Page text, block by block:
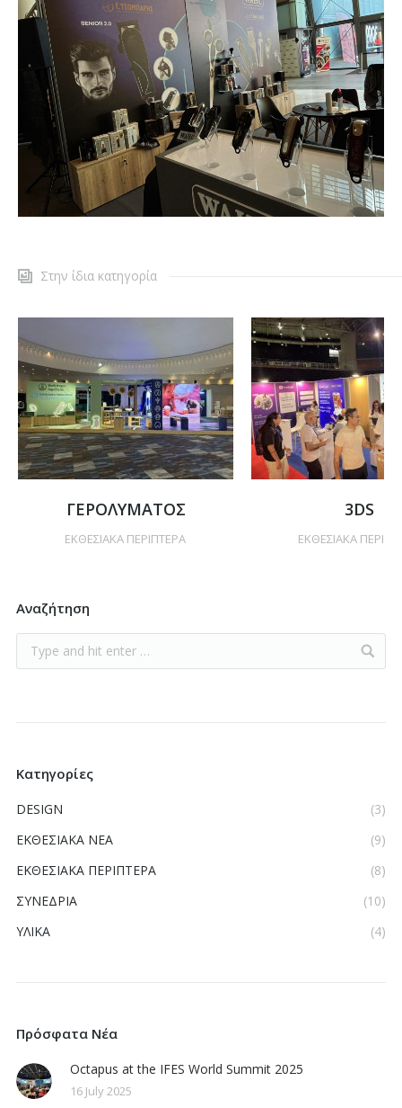
Στην ίδια κατηγορία
ΓΕΡΟΛΥΜΑΤΟΣ
ΕΚΘΕΣΙΑΚΑ ΠΕΡΙΠΤΕΡΑ
3DS
ΕΚΘΕΣΙΑΚΑ
Αναζήτηση
Κατηγορίες
DESIGN
(3)
ΕΚΘΕΣΙΑΚΑ ΝΕΑ
(9)
ΕΚΘΕΣΙΑΚΑ ΠΕΡΙΠΤΕΡΑ
(8)
ΣΥΝΕΔΡΙΑ
(10)
ΥΛΙΚΑ
(4)
Πρόσφατα Νέα
Octapus at the IFES World Summit 2025
16 July 2025